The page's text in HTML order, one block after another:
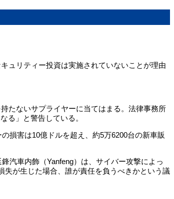
ュリティー投資は実施されていないことが理由
たないサプライヤーに当てはまる。法律事務所
る」と警告している。
損害は10億ドルを超え、約5万6200台の新車販
汽車内飾（Yanfeng）は、サイバー攻撃によっ
が生じた場合、誰が責任を負うべきかという議